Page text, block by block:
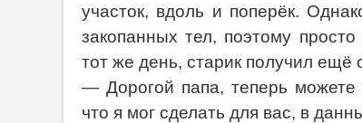
участок, вдоль и поперёк.
закопанных тел, поэтому
тот же день, старик получил ещё
— Дорогой папа, теперь
что я мог сделать для вас, в